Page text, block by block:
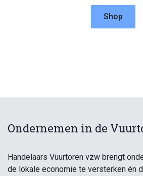
Shop
Ondernemen in de
Handelaars Vuurtoren vzw brengt
de lokale economie te versterken én